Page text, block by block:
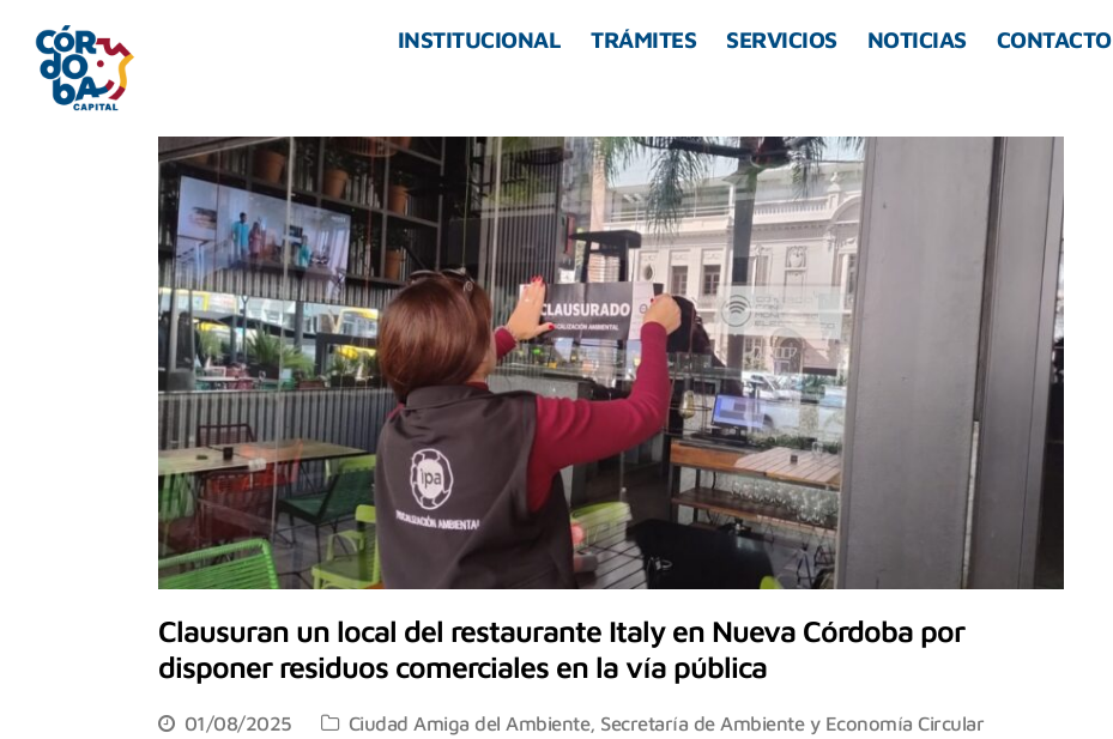
INSTITUCIONAL TRÁMITES SERVICIOS NOTICIAS CONTACTO
Clausuran un local del restaurante Italy en Nueva Córdoba por
disponer residuos comerciales en la vía pública
01/08/2025 Ciudad Amiga del Ambiente, Secretaría de Ambiente y Economía Circular